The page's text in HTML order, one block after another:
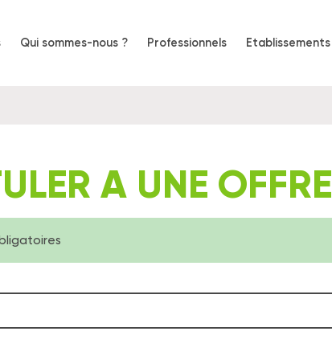
Qui sommes-nous ? Professionnels Etablissements
A UNE OFFRE